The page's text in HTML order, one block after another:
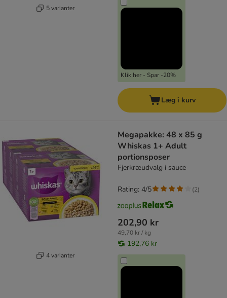
5 varianter
Klik her - Spar -20%
Læg i kurv
4 varianter
Megapakke: 48 x 85 g
Whiskas 1+ Adult
portionsposer
Fjerkræudvalg i sauce
202,90 kr
49,70 kr / kg
192,76 kr
Rating: 4/5 (2)